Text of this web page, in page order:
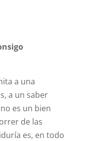
a una
a un saber
es un bien
de las
es, en todo